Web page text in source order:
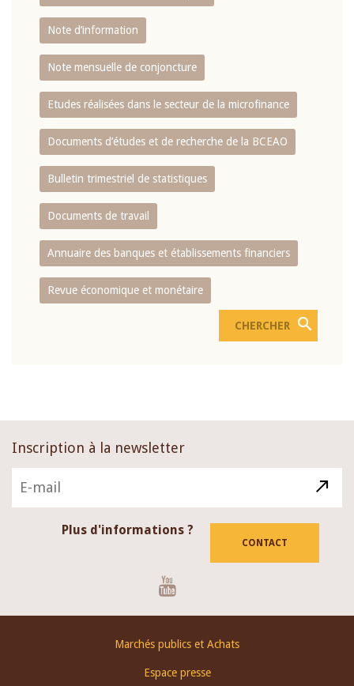
Note d’information
Note mensuelle de conjoncture
Etudes réalisées dans le secteur de la microfinance
Documents d’études et de recherche de la BCEAO
Bulletin trimestriel de statistiques
Documents de travail
Annuaire des banques et établissements financiers
Revue économique et monétaire
Inscription à la newsletter
Plus d'informations ?
CONTACT
Marchés publics et Achats
Espace presse